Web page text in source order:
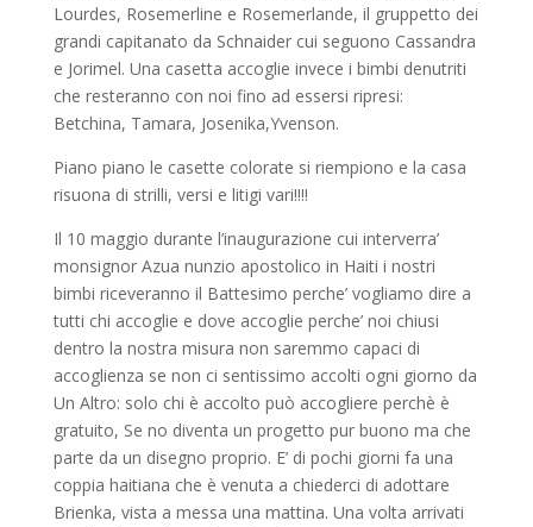
Lourdes, Rosemerline e Rosemerlande, il gruppetto dei
grandi capitanato da Schnaider cui seguono Cassandra
e Jorimel. Una casetta accoglie invece i bimbi denutriti
che resteranno con noi fino ad essersi ripresi:
Betchina, Tamara, Josenika,Yvenson.
Piano piano le casette colorate si riempiono e la casa
risuona di strilli, versi e litigi vari!!!!
Il 10 maggio durante l’inaugurazione cui interverra’
monsignor Azua nunzio apostolico in Haiti i nostri
bimbi riceveranno il Battesimo perche’ vogliamo dire a
tutti chi accoglie e dove accoglie perche’ noi chiusi
dentro la nostra misura non saremmo capaci di
accoglienza se non ci sentissimo accolti ogni giorno da
Un Altro: solo chi è accolto può accogliere perchè è
gratuito, Se no diventa un progetto pur buono ma che
parte da un disegno proprio. E’ di pochi giorni fa una
coppia haitiana che è venuta a chiederci di adottare
Brienka, vista a messa una mattina. Una volta arrivati